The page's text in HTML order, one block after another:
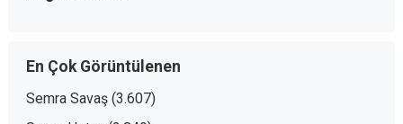
En Çok Görüntülenen
Semra Savaş (3.607)